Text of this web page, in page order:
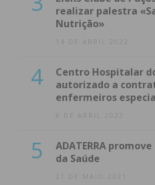
realizar palestra
Nutrição»
14 DE ABRIL 2022
4
Centro Hospitalar
autorizado a
enfermeiros
8 DE ABRIL 2022
5
ADATERRA
da Saúde
21 DE MAIO 2021